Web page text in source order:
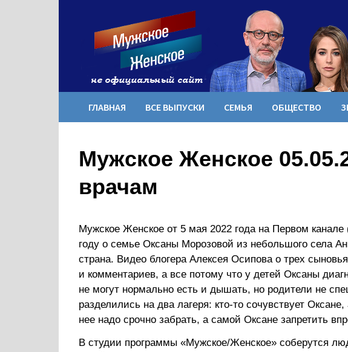
содержимому
ГЛАВНАЯ ВСЕ ВЫПУСКИ СЕМЬЯ ОБЩЕСТВО
Мужское Женское
врачам
Мужское Женское от 5 мая 2022 года на Первом канале
году о семье Оксаны Морозовой из небольшого села
страна. Видео блогера Алексея Осипова о трех
и комментариев, а все потому что у детей Оксаны
не могут нормально есть и дышать, но родители не
разделились на два лагеря: кто-то сочувствует
нее надо срочно забрать, а самой Оксане запретить
В студии программы «Мужское/Женское» соберутся